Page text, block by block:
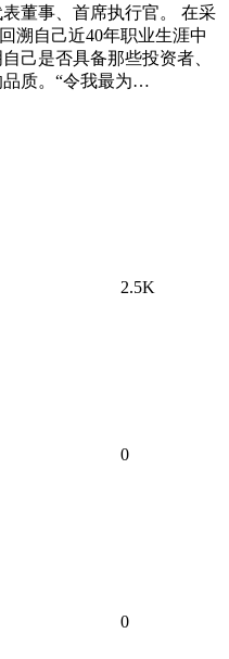
董事、首席执行官。 在采
溯自己近40年职业生涯中
己是否具备那些投资者、
质。“令我最为…
2.5K
0
0